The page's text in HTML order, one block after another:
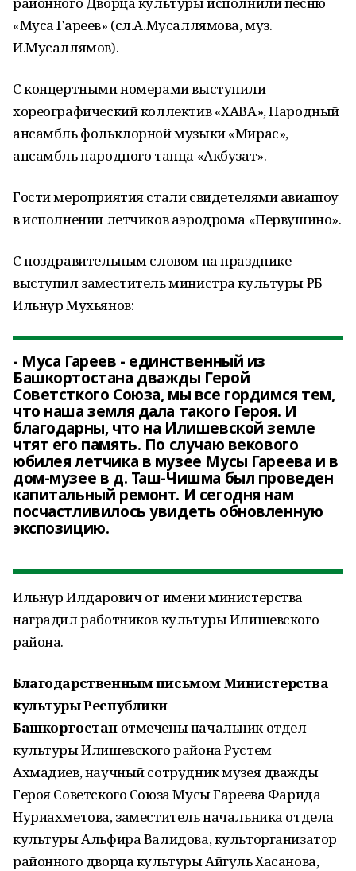
«Муса Гареев» (сл.А.Мусаллямова, муз.
И.Мусаллямов).
С концертными номерами выступили
хореографический коллектив «ХАВА», Народный
ансамбль фольклорной музыки «Мирас»,
ансамбль народного танца «Акбузат».
Гости мероприятия стали свидетелями авиашоу
в исполнении летчиков аэродрома «Первушино».
С поздравительным словом на празднике
выступил заместитель министра культуры РБ
Ильнур Мухьянов:
- Муса Гареев - единственный из
Башкортостана дважды Герой
Советсткого Союза, мы все гордимся тем,
что наша земля дала такого Героя. И
благодарны, что на Илишевской земле
чтят его память. По случаю векового
юбилея летчика в музее Мусы Гареева и в
дом-музее в д. Таш-Чишма был проведен
капитальный ремонт. И сегодня нам
посчастливилось увидеть обновленную
экспозицию.
Ильнур Илдарович от имени министерства
наградил работников культуры Илишевского
района.
Благодарственным письмом Министерства
культуры Республики
Башкортостанотмечены начальник отдел
культуры Илишевского района Рустем
Ахмадиев, научный сотрудник музея дважды
Героя Советского Союза Мусы Гареева Фарида
Нуриахметова, заместитель начальника отдела
культуры Альфира Валидова, культорганизатор
районного дворца культуры Айгуль Хасанова,